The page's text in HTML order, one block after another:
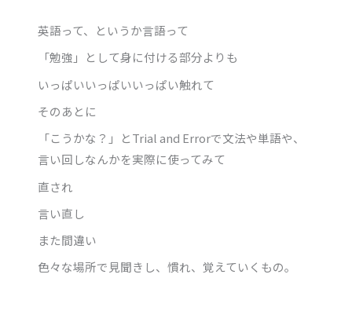
英語って、というか言語って
「勉強」として身に付ける部分よりも
いっぱいいっぱいいっぱい触れて
そのあとに
「こうかな？」とTrial and Errorで文法や単語や、
言い回しなんかを実際に使ってみて
直され
言い直し
また間違い
色々な場所で見聞きし、慣れ、覚えていくもの。